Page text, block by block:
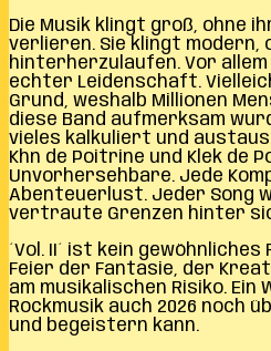
Die Musik klingt groß, ohne
verlieren. Sie klingt modern,
hinterherzulaufen. Vor
echter Leidenschaft.
Grund, weshalb Millionen
diese Band aufmerksam
vieles kalkuliert und
Khn de Poitrine und Klek de
Unvorhersehbare. Jede
Abenteuerlust. Jeder Song
vertraute Grenzen hinter
´Vol. II´ ist kein
Feier der Fantasie, der
am musikalischen Risiko. Ein
Rockmusik auch 2026 noch
und begeistern kann.